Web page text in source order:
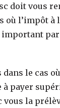
doit vous
où l’impôt à
dans le cas
à payer
la